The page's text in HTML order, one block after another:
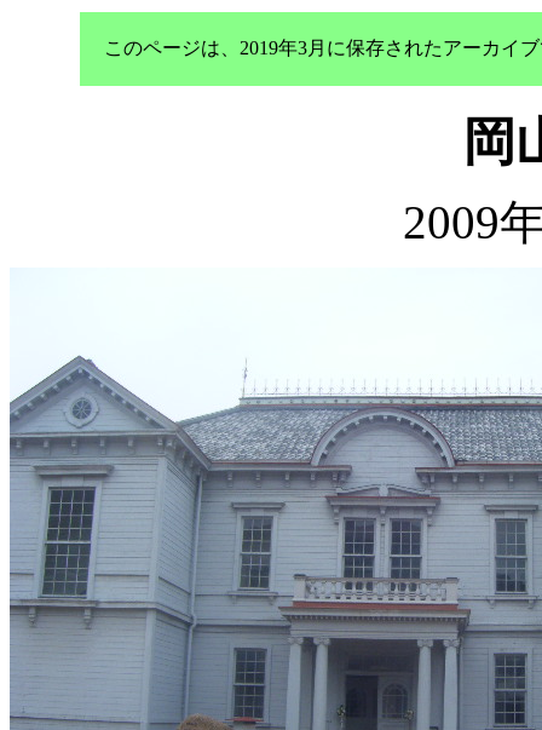
このページは、2019年3月に保存されたアーカイ
岡
2009